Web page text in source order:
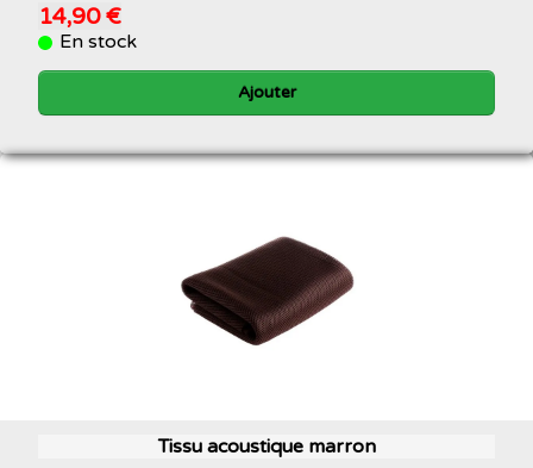
14,90 €
En stock
Ajouter
Tissu acoustique marron